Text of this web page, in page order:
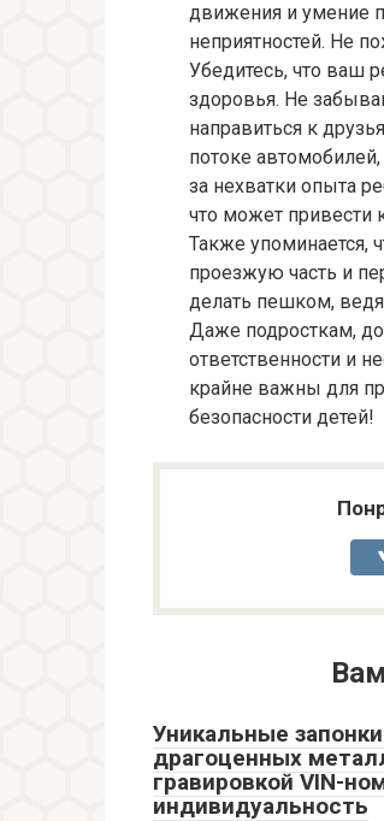
движения и умение
неприятностей. Не
Убедитесь, что ваш
здоровья. Не
направиться к
потоке
за нехватки опыта
что может привести
Также упоминается,
проезжую часть и
делать пешком,
Даже подросткам,
ответственности и
крайне важны для
безопасности детей!
Уникальные
драгоценных
гравировкой VIN-
индивидуальность